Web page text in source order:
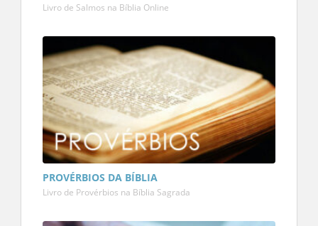
Livro de Salmos na Bíblia Online
PROVÉRBIOS DA BÍBLIA
Livro de Provérbios na Bíblia Sagrada